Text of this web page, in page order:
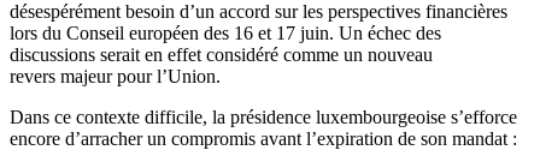
désespérément besoin d’un accord sur les perspectives financières
lors du Conseil européen des 16 et 17 juin. Un échec des
discussions serait en effet considéré comme un nouveau
revers majeur pour l’Union.
Dans ce contexte difficile, la présidence luxembourgeoise s’efforce
encore d’arracher un compromis avant l’expiration de son mandat :